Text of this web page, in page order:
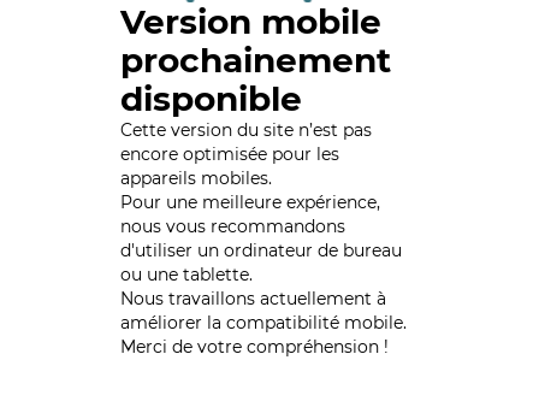
Version mobile
prochainement
disponible
Cette version du site n’est pas
encore optimisée pour les
appareils mobiles.
Pour une meilleure expérience,
nous vous recommandons
d'utiliser un ordinateur de bureau
ou une tablette.
Nous travaillons actuellement à
améliorer la compatibilité mobile.
Merci de votre compréhension !